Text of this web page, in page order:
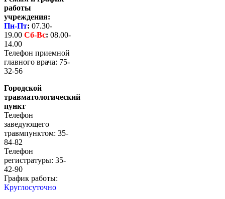
работы
учреждения:
Пн-Пт: 07.30-
19.00 Сб-Вс: 08.00-
14.00
Телефон приемной
главного врача: 75-
32-56
Городской
травматологический
пункт
Телефон
заведующего
травмпунктом: 35-
84-82
Телефон
регистратуры: 35-
42-90
График работы:
Круглосуточно